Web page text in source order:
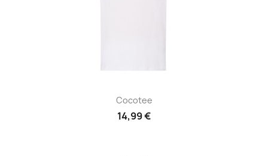
Cocotee
14,99 €